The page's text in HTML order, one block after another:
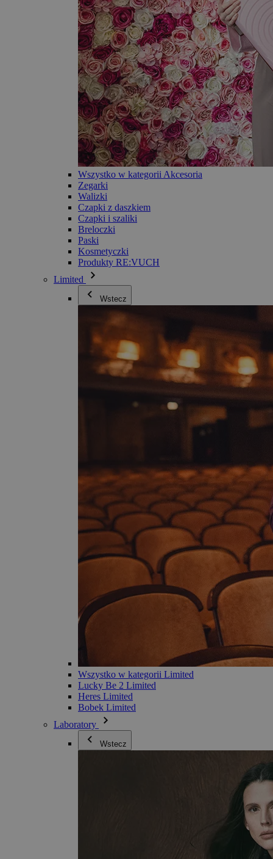
Wszystko w kategorii Akcesoria
Zegarki
Walizki
Czapki z daszkiem
Czapki i szaliki
Breloczki
Paski
Kosmetyczki
Produkty RE:VUCH
Limited
Wstecz
Wszystko w kategorii Limited
Lucky Be 2 Limited
Heres Limited
Bobek Limited
Laboratory
Wstecz